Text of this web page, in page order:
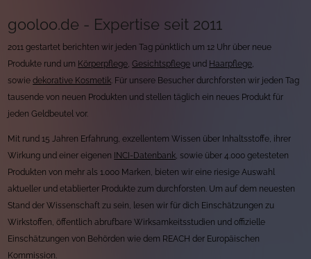
gooloo.de - Expertise seit 2011
2011 gestartet berichten wir jeden Tag pünktlich um 12 Uhr über neue
Produkte rund um Körperpflege,Gesichtspflege und Haarpflege,
sowiedekorative Kosmetik. Für unsere Besucher durchforsten wir jeden Tag
tausende von neuen Produkten und stellen täglich ein neues Produkt für
jeden Geldbeutel vor.
Mit rund 15 Jahren Erfahrung, exzellentem Wissen über Inhaltsstoffe, ihrer
Wirkung und einer eigenen
INCI-Datenbank, sowie über 4.000 getesteten
Produkten von mehr als 1.000 Marken, bieten wir eine riesige Auswahl
aktueller und etablierter Produkte zum durchforsten. Um auf dem neuesten
Stand der Wissenschaft zu sein, lesen wir für dich Einschätzungen zu
Wirkstoffen, öffentlich abrufbare Wirksamkeitsstudien und offizielle
Einschätzungen von Behörden wie dem REACH der Europäischen
Kommission.